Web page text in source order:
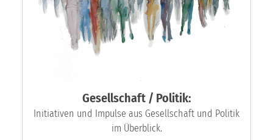
Gesellschaft / Politik:
Initiativen und Impulse aus Gesellschaft und Politik
im Überblick.